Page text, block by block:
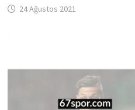
24 Ağustos 2021